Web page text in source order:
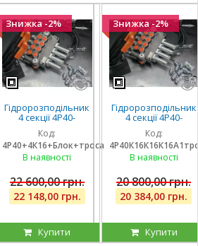
Знижка -2%
Гідророзподільник
4 секції 4Р40-
К16К16А1А1 з
плаваючими на 3
секції, троса та
блок важелів на 4
Код:
4Р40+4К16+Блок+троса
В наявності
22 600,00 грн.
22 148,00 грн.
Купити
Знижка -2%
Гідророзподільник
4 секції 4Р40-
К16К16К16А1 з
плаваючими на 3
секції, троса та
блок важелів на 4
Код:
В наявності
20 800,00 грн.
20 384,00 грн.
Купити